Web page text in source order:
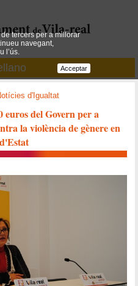
d'Igualtat
euros del Govern per a
la violència de gènere en
tercers per a millorar
navegant,
l’ús.
Acceptar